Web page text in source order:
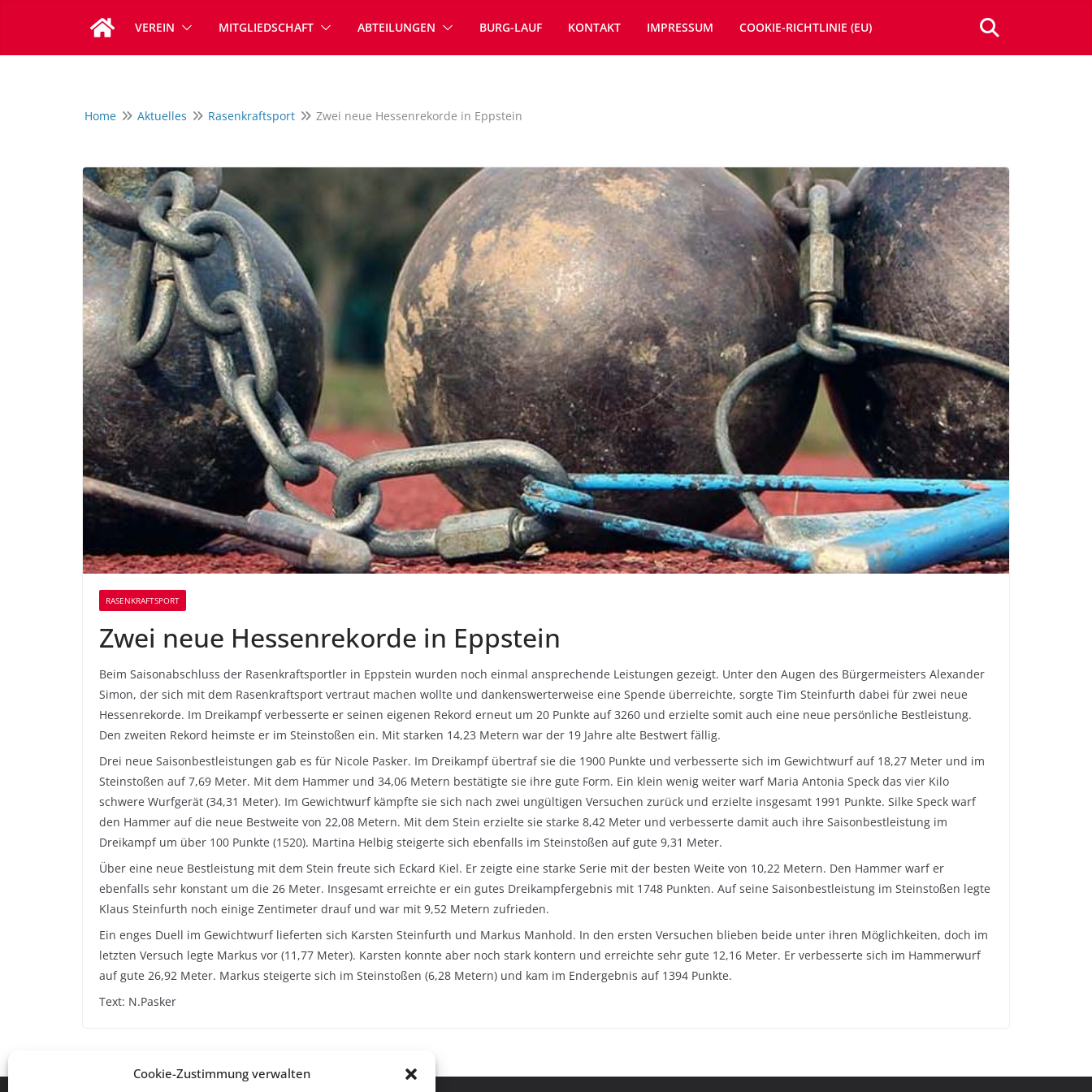
Cookie-Zustimmung verwalten
springen
VEREIN MITGLIEDSCHAFT ABTEILUNGEN BURG-LAUF KONTAKT IMPRESSUM COOKIE-RICHTLINIE (EU)
Home Aktuelles Rasenkraftsport Zwei neue Hessenrekorde in Eppstein
RASENKRAFTSPORT
Zwei neue Hessenrekorde in Eppstein
Beim Saisonabschluss der Rasenkraftsportler in Eppstein wurden noch einmal ansprechende Leistungen gezeigt. Unter den Augen des Bürgermeisters Alexander
Simon, der sich mit dem Rasenkraftsport vertraut machen wollte und dankenswerterweise eine Spende überreichte, sorgte Tim Steinfurth dabei für zwei neue
Hessenrekorde. Im Dreikampf verbesserte er seinen eigenen Rekord erneut um 20 Punkte auf 3260 und erzielte somit auch eine neue persönliche Bestleistung.
Den zweiten Rekord heimste er im Steinstoßen ein. Mit starken 14,23 Metern war der 19 Jahre alte Bestwert fällig.
Drei neue Saisonbestleistungen gab es für Nicole Pasker. Im Dreikampf übertraf sie die 1900 Punkte und verbesserte sich im Gewichtwurf auf 18,27 Meter und im
Steinstoßen auf 7,69 Meter. Mit dem Hammer und 34,06 Metern bestätigte sie ihre gute Form. Ein klein wenig weiter warf Maria Antonia Speck das vier Kilo
schwere Wurfgerät (34,31 Meter). Im Gewichtwurf kämpfte sie sich nach zwei ungültigen Versuchen zurück und erzielte insgesamt 1991 Punkte. Silke Speck warf
den Hammer auf die neue Bestweite von 22,08 Metern. Mit dem Stein erzielte sie starke 8,42 Meter und verbesserte damit auch ihre Saisonbestleistung im
Dreikampf um über 100 Punkte (1520). Martina Helbig steigerte sich ebenfalls im Steinstoßen auf gute 9,31 Meter.
Über eine neue Bestleistung mit dem Stein freute sich Eckard Kiel. Er zeigte eine starke Serie mit der besten Weite von 10,22 Metern. Den Hammer warf er
ebenfalls sehr konstant um die 26 Meter. Insgesamt erreichte er ein gutes Dreikampfergebnis mit 1748 Punkten. Auf seine Saisonbestleistung im Steinstoßen legte
Klaus Steinfurth noch einige Zentimeter drauf und war mit 9,52 Metern zufrieden.
Ein enges Duell im Gewichtwurf lieferten sich Karsten Steinfurth und Markus Manhold. In den ersten Versuchen blieben beide unter ihren Möglichkeiten, doch im
letzten Versuch legte Markus vor (11,77 Meter). Karsten konnte aber noch stark kontern und erreichte sehr gute 12,16 Meter. Er verbesserte sich im Hammerwurf
auf gute 26,92 Meter. Markus steigerte sich im Steinstoßen (6,28 Metern) und kam im Endergebnis auf 1394 Punkte.
Text: N.Pasker